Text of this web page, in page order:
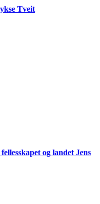
Tveit
og landet Jens